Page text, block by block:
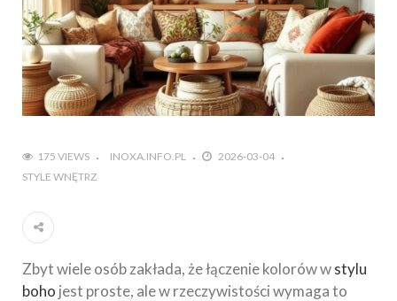
175 VIEWS INOXA.INFO.PL
2026-03-04
STYLE WNĘTRZ
Zbyt wiele osób zakłada, że łączenie kolorów wstylu
boho jest proste, ale w rzeczywistości wymaga to